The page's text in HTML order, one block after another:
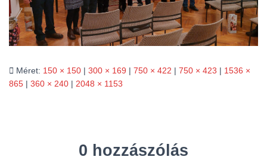
S
O
L
Á
A
Méret: 150 × 150 | 300 × 169 | 750 × 422 | 750 × 423 | 1536 ×
865 | 360 × 240 | 2048 × 1153
0 hozzászólás